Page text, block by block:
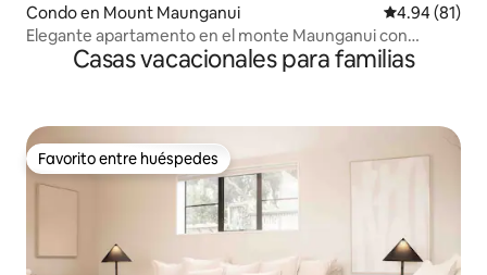
Condo en Mount Maunganui Calificación
4.94 (81)
Elegante apartamento en el monte Maunganui con
acceso a la piscina
Casas vacacionales para familias
Favorito entre huéspedes
Favorito entre huéspedes